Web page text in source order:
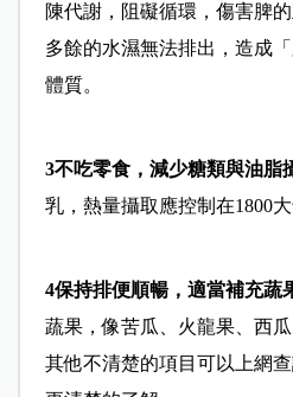
陳代謝，阻礙循環，傷害脾
多餘的水濕無法排出，造成
體質。
3不吃零食，減少糖類與油脂
乳，熱量攝取應控制在1800大
4保持排便順暢，適當補充蔬
蔬果，像苦瓜、火龍果、西
其他不清楚的項目可以上網